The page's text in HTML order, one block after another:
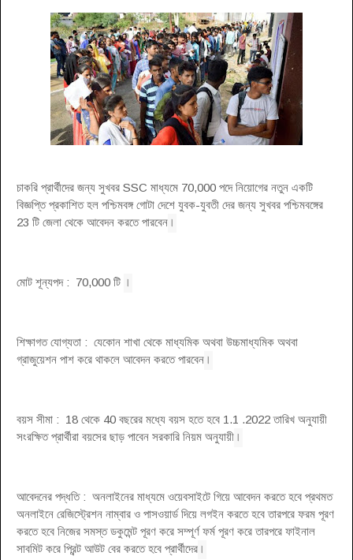
চাকরি প্রার্থীদের জন্য সুখবর SSC মাধ্যমে 70,000 পদে নিয়োগের নতুন একটি
বিজ্ঞপ্তি প্রকাশিত হল পশ্চিমবঙ্গ গোটা দেশে যুবক-যুবতী দের জন্য সুখবর পশ্চিমবঙ্গের
23 টি জেলা থেকে আবেদন করতে পারবেন ।
মোট শূন্যপদ : 70,000 টি ।
শিক্ষাগত যোগ্যতা : যেকোন শাখা থেকে মাধ্যমিক অথবা উচ্চমাধ্যমিক অথবা
গ্রাজুয়েশন পাশ করে থাকলে আবেদন করতে পারবেন ।
বয়স সীমা : 18 থেকে 40 বছরের মধ্যে বয়স হতে হবে 1.1 .2022 তারিখ অনুযায়ী
সংরক্ষিত প্রার্থীরা বয়সের ছাড় পাবেন সরকারি নিয়ম অনুযায়ী ।
আবেদনের পদ্ধতি : অনলাইনের মাধ্যমে ওয়েবসাইটে গিয়ে আবেদন করতে হবে প্রথমত
অনলাইনে রেজিস্ট্রেশন নাম্বার ও পাসওয়ার্ড দিয়ে লগইন করতে হবে তারপরে ফরম পূরণ
করতে হবে নিজের সমস্ত ডকুমেন্ট পূরণ করে সম্পূর্ণ ফর্ম পূরণ করে তারপরে ফাইনাল
সাবমিট করে প্রিন্ট আউট বের করতে হবে প্রার্থীদের ।